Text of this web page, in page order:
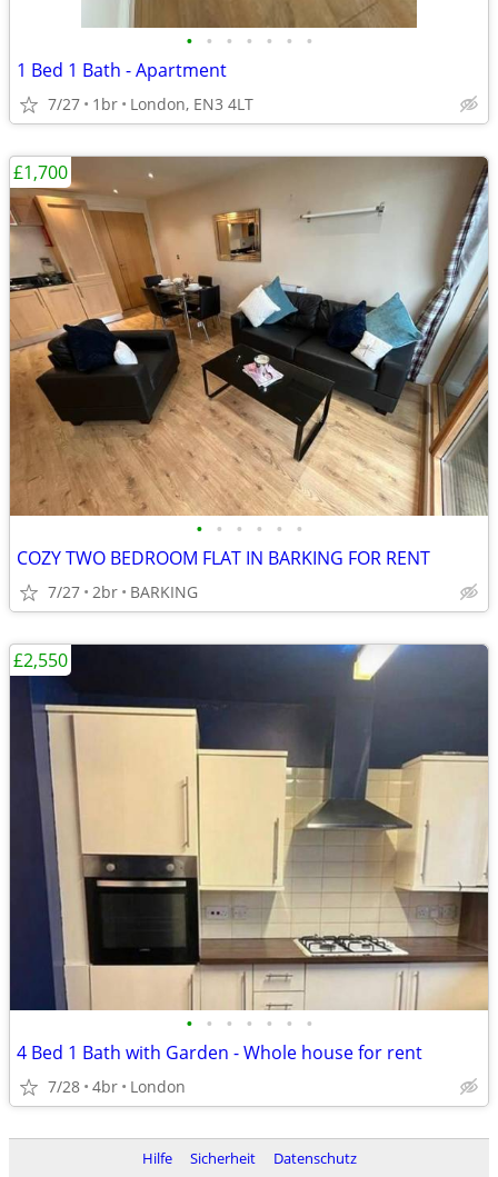
• • • • • • •
1 Bed 1 Bath - Apartment
7/27 1br London, EN3 4LT
• • • • • •
COZY TWO BEDROOM FLAT IN BARKING FOR RENT
7/27 2br BARKING
£1,700
• • • • • • •
4 Bed 1 Bath with Garden - Whole house for rent
7/28 4br London
£2,550
Hilfe Sicherheit Datenschutz